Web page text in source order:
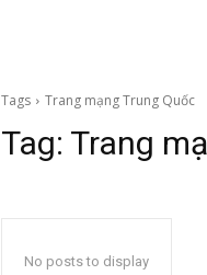
Tags Trang mạng Trung Quốc
Tag: Trang
No posts to display